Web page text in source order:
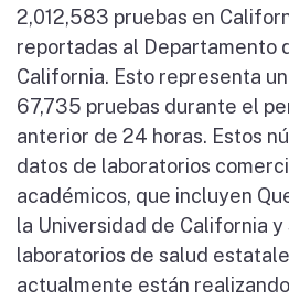
2,012,583 pruebas en
reportadas al Departamento
California. Esto representa
67,735 pruebas durante el
anterior de 24 horas. Estos
datos de laboratorios
académicos, que incluyen
la Universidad de California
laboratorios de salud
actualmente están